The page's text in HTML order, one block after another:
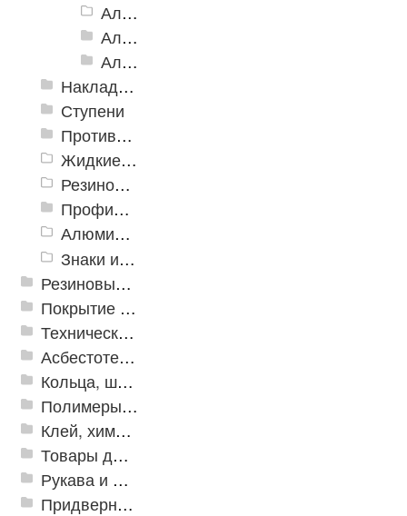
Алюминиевый угол-порог АУ-72
Алюминиевый угол-порог с тройной резиновой вставкой АУ-98
Алюминиевый угол-порог с пятью резиновыми вставками АУ-160
Накладки противоскользящие резиновые
Ступени
Противоскользящие ленты
Жидкие противоскользящие средства
Резиновый профиль с алюминиевой вставкой «NoSlip»
Профили закладные
Алюминиевый профиль для ленты
Знаки из полистирола для разметки пола
Резиновые и ПВХ дорожки
Покрытие из резиновой крошки
Техническая резина
Асбестотехнические и теплоизоляционные материалы
Кольца, шайбы, манжеты
Полимеры и пластики
Клей, химия, сопутствующие товары
Товары для дома
Рукава и шланги промышленные
Придверные решетки